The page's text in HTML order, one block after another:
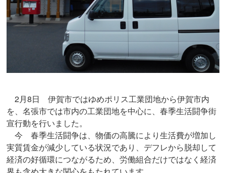
2月8日 伊賀市ではゆめポリス工業団地から伊賀市内
を、名張市では市内の工業団地を中心に、春季生活闘争街
宣行動を行いました。
今 春季生活闘争は、物価の高騰により生活費が増加し
実質賃金が減少している状況であり、デフレから脱却して
経済の好循環につながるため、労働組合だけではなく経済